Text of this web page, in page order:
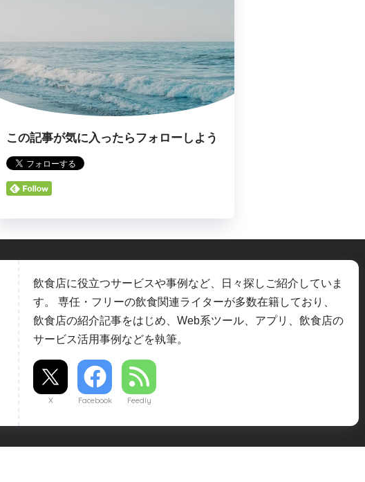
この記事が気に入ったらフォローしよう
飲食店に役立つサービスや事例など、日々探しご紹介していま
す。 専任・フリーの飲食関連ライターが多数在籍しており、
飲食店の紹介記事をはじめ、Web系ツール、アプリ、飲食店の
サービス活用事例などを執筆。
X Facebook Feedly